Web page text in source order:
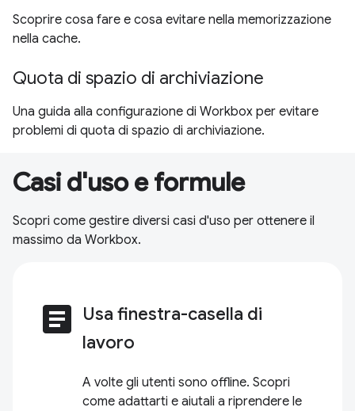
Scoprire cosa fare e cosa evitare nella memorizzazione
nella cache.
Quota di spazio di archiviazione
Una guida alla configurazione di Workbox per evitare
problemi di quota di spazio di archiviazione.
Casi d'uso e formule
Scopri come gestire diversi casi d'uso per ottenere il
massimo da Workbox.
article Usa finestra-casella di
lavoro
A volte gli utenti sono offline. Scopri
come adattarti e aiutali a riprendere le